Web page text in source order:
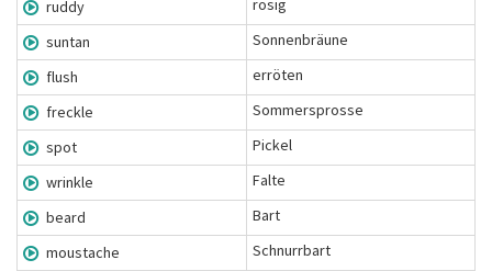
ruddy
rosig
suntan
Sonnenbräune
flush
erröten
freckle
Sommersprosse
spot
Pickel
wrinkle
Falte
beard
Bart
moustache
Schnurrbart